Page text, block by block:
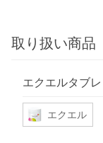
取り扱い商品
エクエルタブレ
エクエル